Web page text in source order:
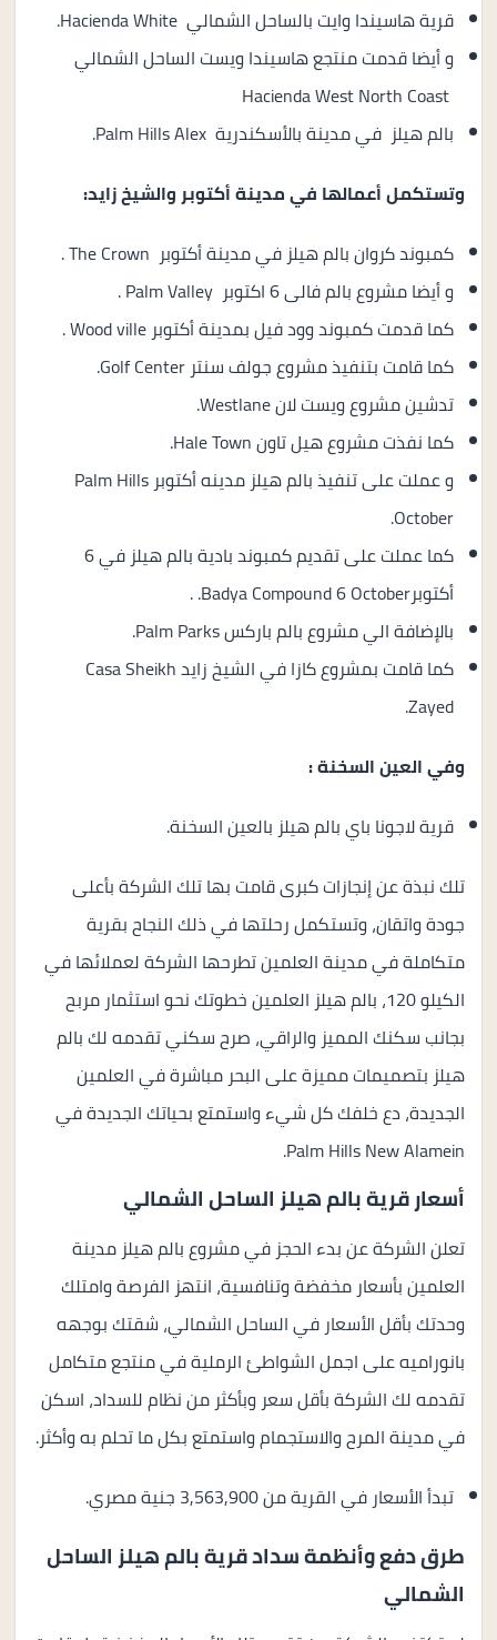
قرية هاسيندا وايت بالساحل الشمالي Hacienda White.
و أيضا قدمتمنتجع هاسيندا ويست الساحل الشمالي
Hacienda West North Coast
بالم هيلز في مدينة بالأسكندرية Palm Hills Alex.
وتستكمل أعمالها في مدينة أكتوبر والشيخ زايد:
كمبوند كروان بالم هيلز في مدينة أكتوبر The Crown .
و أيضا مشروع بالم فالى 6 اكتوبر Palm Valley .
كما قدمت كمبوند وود فيل بمدينة أكتوبر Wood ville .
كما قامت بتنفيذ مشروع جولف سنتر Golf Center.
تدشين مشروع ويست لان Westlane.
كما نفذت مشروع هيل تاون Hale Town.
و عملت على تنفيذ بالم هيلز مدينه أكتوبر Palm Hills
October.
كما عملت على تقديم
كمبوند بادية بالم هيلز في 6
أكتوبرBadya Compound 6 October.
.
بالإضافة الي مشروع بالم باركس Palm Parks.
كما قامت بمشروع كازا في الشيخ زايد Casa Sheikh
Zayed.
وفي العين السخنة :
قرية لاجونا باي بالم هيلز بالعين السخنة.
تلك نبذة عن إنجازات كبرى قامت بها تلك الشركة بأعلى
جودة واتقان، وتستكمل رحلتها في ذلك النجاح بقرية
متكاملة في مدينة العلمين تطرحها الشركة لعملائها في
الكيلو 120، بالم هيلز العلمين خطوتك نحو استثمار مربح
بجانب سكنك المميز والراقي، صرح سكني تقدمه لك بالم
هيلز بتصميمات مميزة على البحر مباشرة في العلمين
الجديدة، دع خلفك كل شيء واستمتع بحياتك الجديدة في
Palm Hills New Alamein.
أسعار قرية بالم هيلز الساحل الشمالي
تعلن الشركة عن بدء الحجز في مشروع بالم هيلز مدينة
العلمين بأسعار مخفضة وتنافسية، انتهز الفرصة وامتلك
وحدتك بأقل الأسعار في الساحل الشمالي، شقتك بوجهه
بانوراميه على اجمل الشواطئ الرملية في منتجع متكامل
تقدمه لك الشركة بأقل سعر وبأكثر من نظام للسداد، اسكن
في مدينة المرح والاستجمام واستمتع بكل ما تحلم به وأكثر.
تبدأ الأسعار في القرية من 3,563,900 جنية مصري.
طرق دفع وأنظمة سداد قرية بالم هيلز الساحل
الشمالي